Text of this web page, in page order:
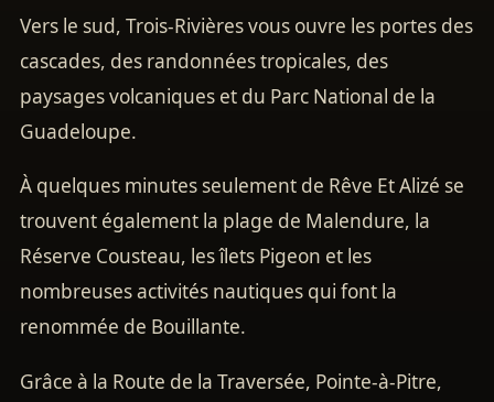
Vers le sud, Trois-Rivières vous ouvre les portes des
cascades, des randonnées tropicales, des
paysages volcaniques et du Parc National de la
Guadeloupe.
À quelques minutes seulement de Rêve Et Alizé se
trouvent également la plage de Malendure, la
Réserve Cousteau, les îlets Pigeon et les
nombreuses activités nautiques qui font la
renommée de Bouillante.
Grâce à la Route de la Traversée, Pointe-à-Pitre,